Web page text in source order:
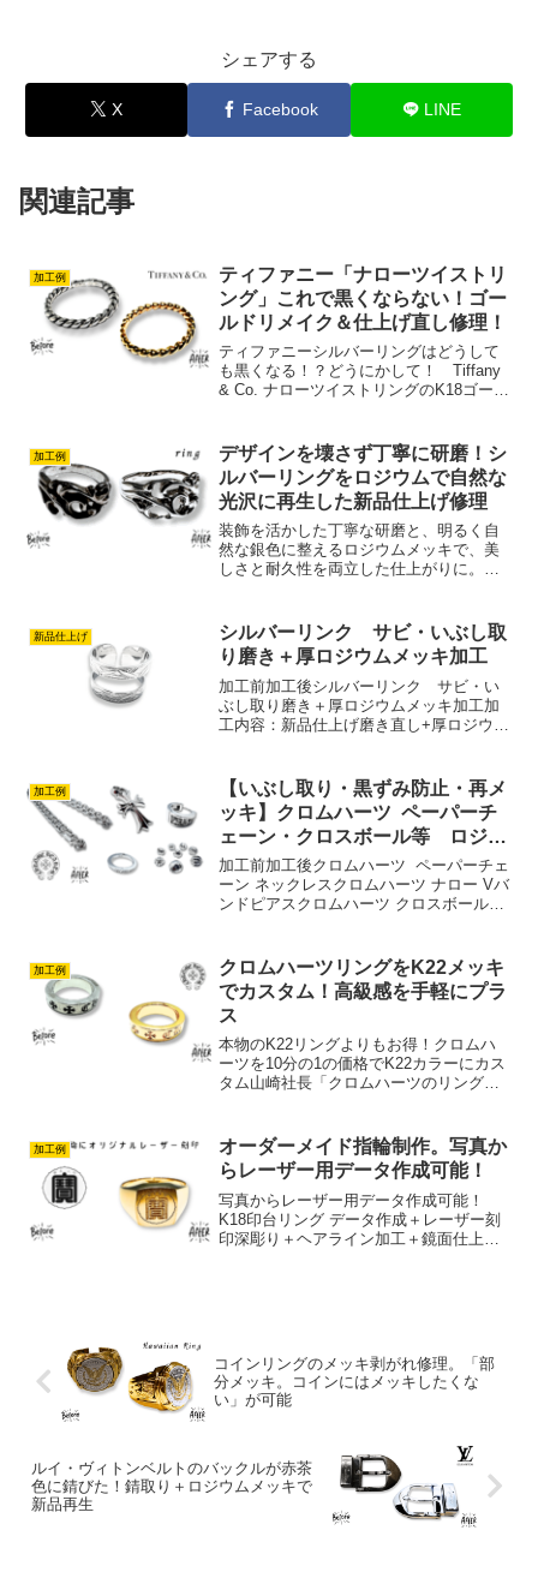
シェアする
X Facebook LINE
関連記事
加工例
ティファニー「ナローツイストリ
ング」これで黒くならない！ゴー
ルドリメイク＆仕上げ直し修理！
ティファニーシルバーリングはどうして
も黒くなる！？どうにかして！ Tiffany
& Co. ナローツイストリングのK18ゴール
デル「ナローツイストリング」。細身な
がら...
加工例
デザインを壊さず丁寧に研磨！シ
ルバーリングをロジウムで自然な
光沢に再生した新品仕上げ修理
装飾を活かした丁寧な研磨と、明るく自
然な銀色に整えるロジウムメッキで、美
しさと耐久性を両立した仕上がりに。山
工レポート■ 加工前の状態長く使われて
いたことで、全体に黒...
新品仕上げ
シルバーリンク サビ・いぶし取
り磨き＋厚ロジウムメッキ加工
加工前加工後シルバーリンク サビ・い
ぶし取り磨き＋厚ロジウムメッキ加工加
工内容：新品仕上げ磨き直し+厚ロジウム
ムメッキ）を施しました。ありがとうご
ざいました。
加工例
【いぶし取り・黒ずみ防止・再メ
ッキ】クロムハーツ ペーパーチ
ェーン・クロスボール等 ロジウ
ムメッキカスタム
加工前加工後クロムハーツ ペーパーチェ
ーン ネックレスクロムハーツ ナロー Vバ
ンドピアスクロムハーツ クロスボールペ
いぶし取り＋厚ロジウムメッキシルバー
特...
加工例
クロムハーツリングをK22メッキ
でカスタム！高級感を手軽にプラ
ス
本物のK22リングよりもお得！クロムハ
ーツを10分の1の価格でK22カラーにカス
タム山崎社長「クロムハーツのリングを
HEARTS スペーサーリング CHフォーエ
バーのK2...
加工例
オーダーメイド指輪制作。写真か
らレーザー用データ作成可能！
写真からレーザー用データ作成可能！
K18印台リング データ作成＋レーザー刻
印深彫り＋ヘアライン加工＋鏡面仕上げ
コインリングのメッキ剥がれ修理。「部
分メッキ。コインにはメッキしたくな
い」が可能
ルイ・ヴィトンベルトのバックルが赤茶
色に錆びた！錆取り＋ロジウムメッキで
新品再生